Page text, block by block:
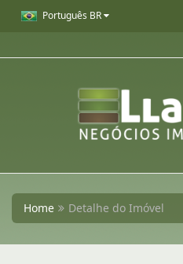
Português BR
Home Detalhe do Imóvel